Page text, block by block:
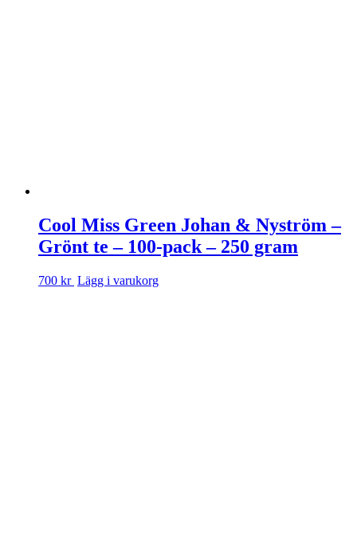
Cool Miss Green Johan & Nyström –
Grönt te – 100-pack – 250 gram
700 kr Lägg i varukorg